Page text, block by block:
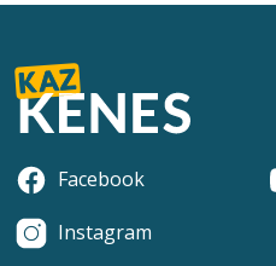
Facebook
Instagram